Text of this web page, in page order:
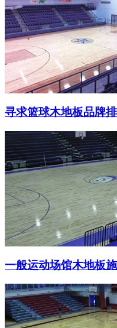
寻求篮球木地板品牌
一般运动场馆木地板